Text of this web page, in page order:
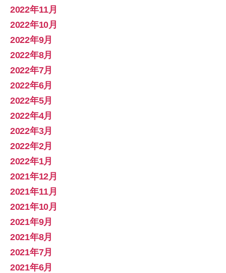
2022年11月
2022年10月
2022年9月
2022年8月
2022年7月
2022年6月
2022年5月
2022年4月
2022年3月
2022年2月
2022年1月
2021年12月
2021年11月
2021年10月
2021年9月
2021年8月
2021年7月
2021年6月